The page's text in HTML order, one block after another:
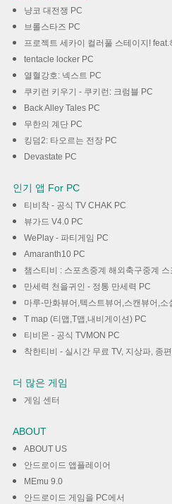
냥코 대전쟁 PC
브롤스타즈 PC
프로젝트 세카이 컬러풀 스테이지! feat.
tentacle locker PC
열혈강호: 넥스트 PC
쿠키런 키우기 - 쿠키런: 크럼블 PC
Back Alley Tales PC
무한의 계단 PC
킹덤2: 타오르는 전장 PC
Devastate PC
인기 앱 For PC
티비착 - 공식 TV CHAK PC
뷰가드 V4.0 PC
WePlay - 파티게임 PC
Amaranth10 PC
챔스티비 : 스포츠중계 해외축구중계
만세력 천을귀인 - 정통 만세력 PC
마루-만화뷰어,텍스트뷰어,스캔뷰어,소
T map (티맵,T맵,내비게이션) PC
티비몬 - 공식 TVMON PC
착한티비 - 실시간 무료 TV, 지상파, 종
더 많은 게임
게임 센터
ABOUT
ABOUT US
안드로이드 앱플레이어
MEmu 9.0
안드로이드 게임을 PC에서